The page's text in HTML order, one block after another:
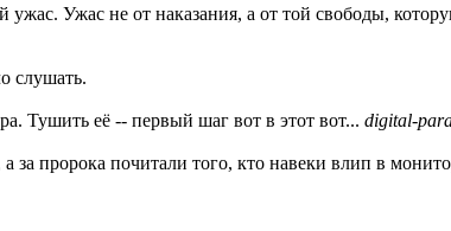
Ужас не от наказания, а от той свободы,
слушать.
Тушить её -- первый шаг вот в этот вот... digital-
пророка почитали того, кто навеки влип в